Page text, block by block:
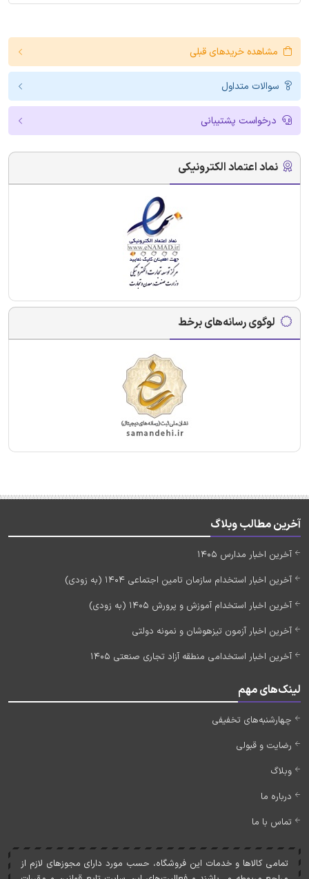
مشاهده خریدهای قبلی
سوالات متداول
درخواست پشتیبانی
نماد اعتماد الکترونیکی
لوگوی رسانه‌های برخط
آخرین مطالب وبلاگ
آخرین اخبار مدارس 1405
آخرین اخبار استخدام سازمان تامین اجتماعی 1404 (به زودی)
آخرین اخبار استخدام آموزش و پرورش 1405 (به زودی)
آخرین اخبار آزمون تیزهوشان و نمونه دولتی
آخرین اخبار استخدامی منطقه آزاد تجاری صنعتی 1405
لینک‌های مهم
چهارشنبه‌های تخفیفی
رضایت و قبولی
وبلاگ
درباره ما
تماس با ما
تمامی کالاها و خدمات اين فروشگاه، حسب مورد دارای مجوزهای لازم از